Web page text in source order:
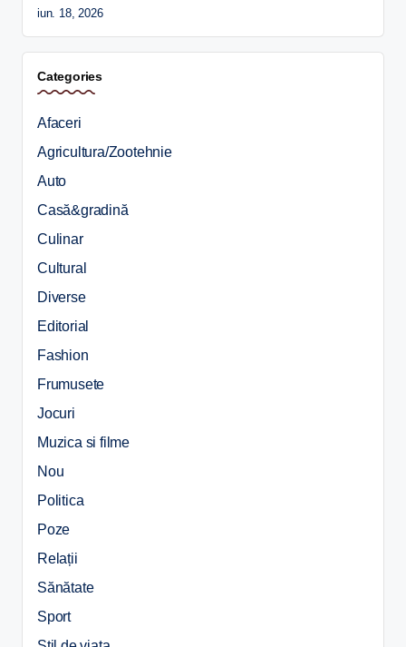
iun. 18, 2026
Categories
Afaceri
Agricultura/Zootehnie
Auto
Casă&gradină
Culinar
Cultural
Diverse
Editorial
Fashion
Frumusete
Jocuri
Muzica si filme
Nou
Politica
Poze
Relații
Sănătate
Sport